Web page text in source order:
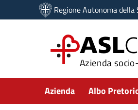
Vai ai contenuti
Vai al menu di navigazione
Regione Autonoma della
ASL
Azienda
Submenu
Azienda Albo